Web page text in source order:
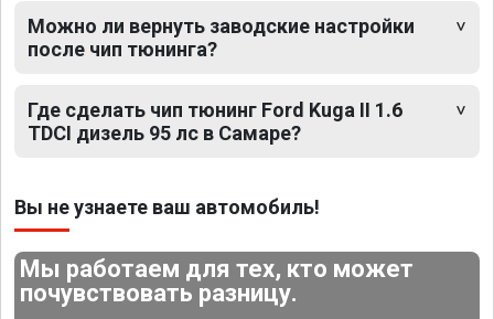
Можно ли вернуть заводские настройки
после чип тюнинга?
Где сделать чип тюнинг Ford Kuga II 1.6
TDCI дизель 95 лс в Самаре?
Вы не узнаете ваш автомобиль!
Мы работаем для тех, кто может
почувствовать разницу.